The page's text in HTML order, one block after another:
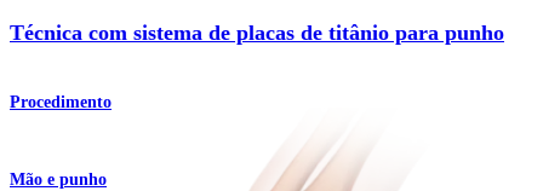
Técnica com sistema de placas de titânio para punho
Procedimento
Mão e punho